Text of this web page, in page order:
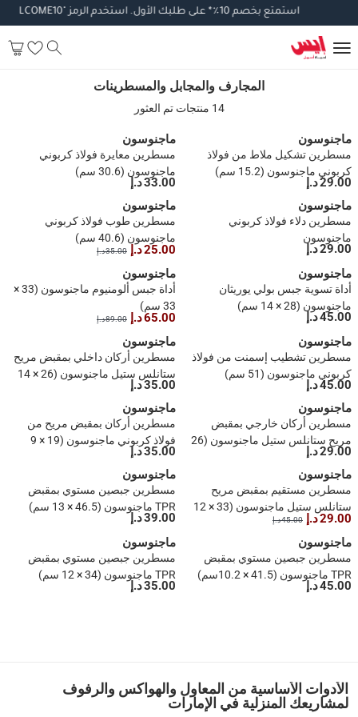
استمتع بخصم10 ٪*على طلبك الأول.استخدم الرمز"WELCOME10".
المجارف والمجابل والمسطرينات
المجارف والمجابل والمسطرينات
14 منتجات تم العثور
ماجنوسون
مسطرين تشكيل ملاط من فولاذ
كربوني ماجنوسون (15.2 سم)
29.00 د.إ
ماجنوسون
مسطرين معايرة فولاذ كربوني
ماجنوسون (30.6 سم)
33.00 د.إ
ماجنوسون
مسطرين دلاء فولاذ كربوني
ماجنوسون
29.00 د.إ
ماجنوسون
مسطرين طوب فولاذ كربوني
ماجنوسون (40.6 سم)
25.00 د.إ 35.00 د.إ
ماجنوسون
أداة تسوية جبس بولي يوريثان
ماجنوسون (28 × 14 سم)
45.00 د.إ
ماجنوسون
أداة جبس ألومنيوم ماجنوسون (33 ×
33 سم)
65.00 د.إ 89.00 د.إ
ماجنوسون
مسطرين تشطيب إسمنت من فولاذ
كربوني ماجنوسون (51 سم)
45.00 د.إ
ماجنوسون
مسطرين أركان داخلي بمقبض مريح
ستانلس ستيل ماجنوسون (26 × 14
سم)
35.00 د.إ
ماجنوسون
مسطرين أركان خارجي بمقبض
مريح ستانلس ستيل ماجنوسون (26
× 12.5 سم)
29.00 د.إ
ماجنوسون
مسطرين أركان بمقبض مريح من
فولاذ كربوني ماجنوسون (19 × 9
سم)
35.00 د.إ
ماجنوسون
مسطرين مستقيم بمقبض مريح
ستانلس ستيل ماجنوسون (33 × 12
سم)
29.00 د.إ 45.00 د.إ
ماجنوسون
مسطرين جبصين مستوي بمقبض
TPR ماجنوسون (46.5 × 13 سم)
39.00 د.إ
ماجنوسون
مسطرين جبصين مستوي بمقبض
TPR ماجنوسون (41.5 × 10.2سم)
45.00 د.إ
ماجنوسون
مسطرين جبصين مستوي بمقبض
TPR ماجنوسون (34 × 12 سم)
35.00 د.إ
الأدوات الأساسية من المعاول والهواكس والرفوف
لمشاريعك المنزلية في الإمارات